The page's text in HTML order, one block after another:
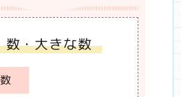
数・大きな数
数